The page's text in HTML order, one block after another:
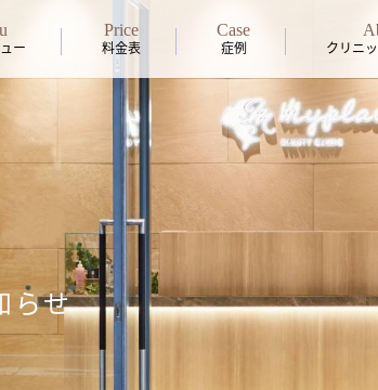
ー
Price
料金表
Case
症例
クリニ
らせ